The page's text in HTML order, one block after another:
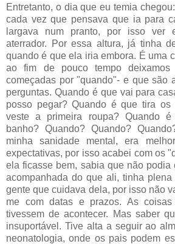
Entretanto, o dia que eu temia
cada vez que pensava que ia para
largava num pranto, por isso ver
aterrador. Por essa altura, já tinha
quando é que ela iria embora. É uma
ao fim de pouco tempo deixamos
começadas por "quando"- e que são
perguntas. Quando é que vai para
posso pegar? Quando é que tira
veste a primeira roupa? Quando
banho? Quando? Quando?
minha sanidade mental, era
expectativas, por isso acabei com os
ela ficasse bem, sabia que não podia
acompanhada do que ali, tinha
gente que cuidava dela, por isso não
me com datas e prazos. As coisas
tivessem de acontecer. Mas saber
insuportável. Tive alta a seguir ao
neonatologia, onde os pais podem